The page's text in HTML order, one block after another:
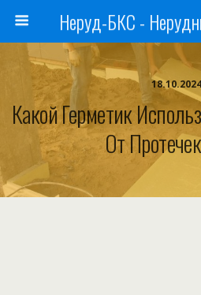
Неруд-БКС -
18.10.2024
Какой Герметик
От